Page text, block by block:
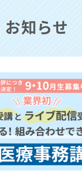
お知らせ